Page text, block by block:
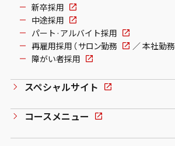
新卒採用
中途採用
パート·アルバイト採用
再雇用採用（ サロン勤務 ／本社勤務
障がい者採用
スペシャルサイト
コースメニュー